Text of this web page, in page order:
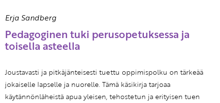
Erja Sandberg
Pedagoginen tuki perusopetuksessa ja
toisella asteella
Joustavasti ja pitkäjänteisesti tuettu oppimispolku on tärkeää
jokaiselle lapselle ja nuorelle. Tämä käsikirja tarjoaa
käytännönläheistä apua yleisen, tehostetun ja erityisen tuen